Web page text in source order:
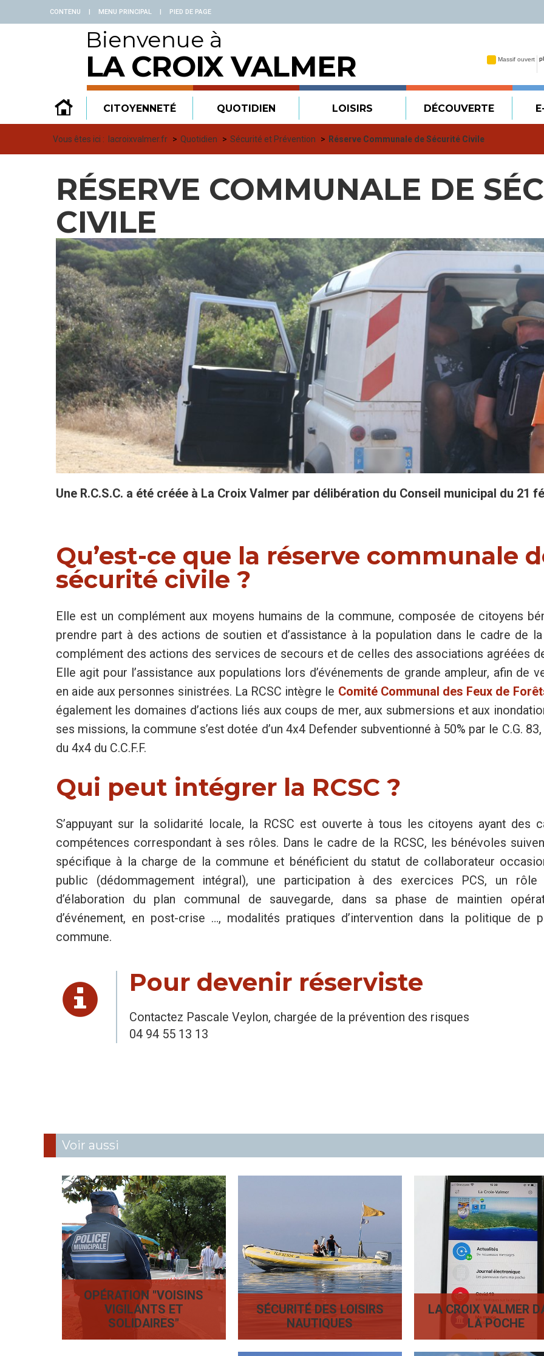
CONTENU | MENU PRINCIPAL | PIED DE PAGE
Bienvenue à
LA CROIX VALMER
CITOYENNETÉ QUOTIDIEN LOISIRS DÉCOUVERTE
Vous êtes ici : lacroixvalmer.fr Quotidien Sécurité et Prévention Réserve Communale de Sécurité Civile
RÉSERVE COMMUNALE DE
CIVILE
Une R.C.S.C. a été créée à La Croix Valmer par délibération du Conseil municipal du 21
Qu’est-ce que la réserve communale
sécurité civile ?
Elle est un complément aux moyens humains de la commune, composée de citoyens
prendre part à des actions de soutien et d’assistance à la population dans le cadre de la
complément des actions des services de secours et de celles des associations agréées
Elle agit pour l’assistance aux populations lors d’événements de grande ampleur, afin de
en aide aux personnes sinistrées. La RCSC intègre le Comité Communal des Feux de
également les domaines d’actions liés aux coups de mer, aux submersions et aux
ses missions, la commune s’est dotée d’un 4x4 Defender subventionné à 50% par le C.G.
du 4x4 du C.C.F.F.
Qui peut intégrer la RCSC ?
S’appuyant sur la solidarité locale, la RCSC est ouverte à tous les citoyens ayant des
compétences correspondant à ses rôles. Dans le cadre de la RCSC, les bénévoles
spécifique à la charge de la commune et bénéficient du statut de collaborateur
public (dédommagement intégral), une participation à des exercices PCS, un
d’élaboration du plan communal de sauvegarde, dans sa phase de maintien
d’événement, en post-crise …, modalités pratiques d’intervention dans la politique de
commune.
Pour devenir réserviste
Contactez Pascale Veylon, chargée de la prévention des risques
04 94 55 13 13
Voir aussi
OPÉRATION "VOISINS
VIGILANTS ET
SOLIDAIRES"
SÉCURITÉ DES LOISIRS
NAUTIQUES
LA CROIX VALMER
LA POCHE